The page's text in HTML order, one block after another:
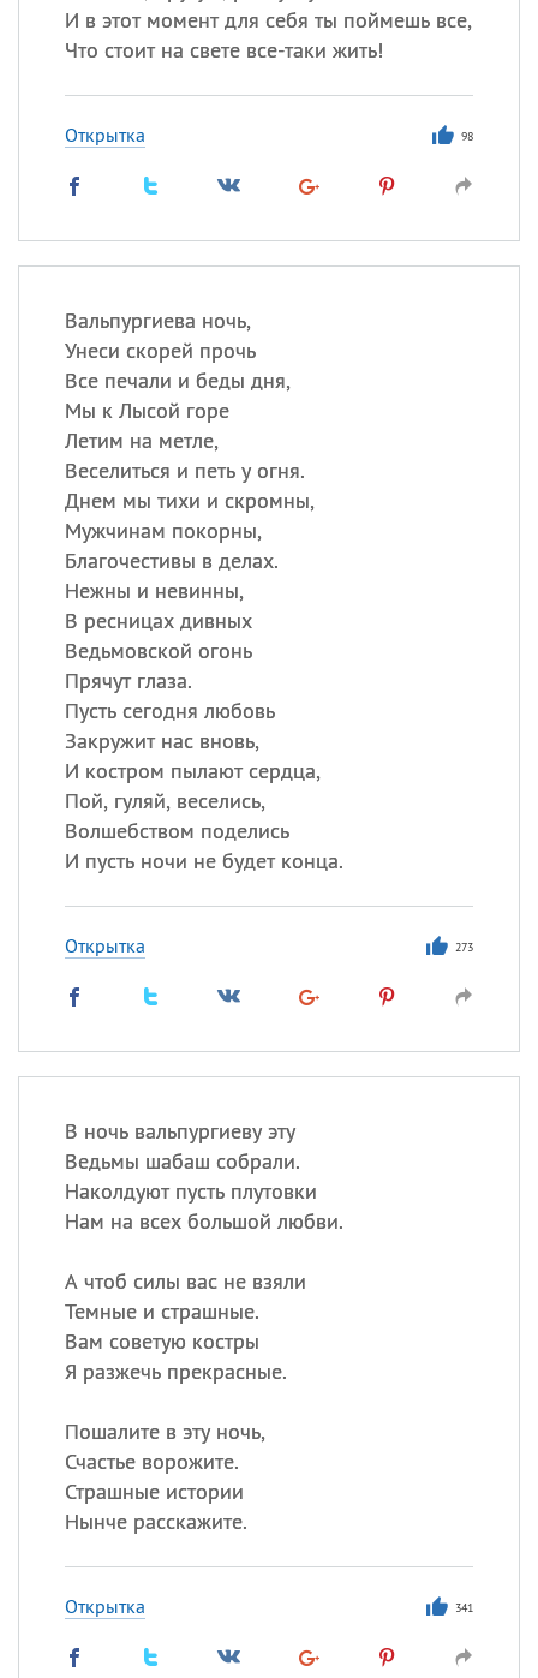
И в этот момент для себя ты поймешь все,
Что стоит на свете все-таки жить!
Открытка 98
Вальпургиева ночь,
Унеси скорей прочь
Все печали и беды дня,
Мы к Лысой горе
Летим на метле,
Веселиться и петь у огня.
Днем мы тихи и скромны,
Мужчинам покорны,
Благочестивы в делах.
Нежны и невинны,
В ресницах дивных
Ведьмовской огонь
Прячут глаза.
Пусть сегодня любовь
Закружит нас вновь,
И костром пылают сердца,
Пой, гуляй, веселись,
Волшебством поделись
И пусть ночи не будет конца.
Открытка 273
В ночь вальпургиеву эту
Ведьмы шабаш собрали.
Наколдуют пусть плутовки
Нам на всех большой любви.
А чтоб силы вас не взяли
Темные и страшные.
Вам советую костры
Я разжечь прекрасные.
Пошалите в эту ночь,
Счастье ворожите.
Страшные истории
Нынче расскажите.
Открытка 341